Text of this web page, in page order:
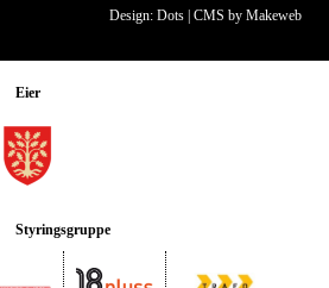
Design: Dots CMS by Makeweb
Eier
Styringsgruppe